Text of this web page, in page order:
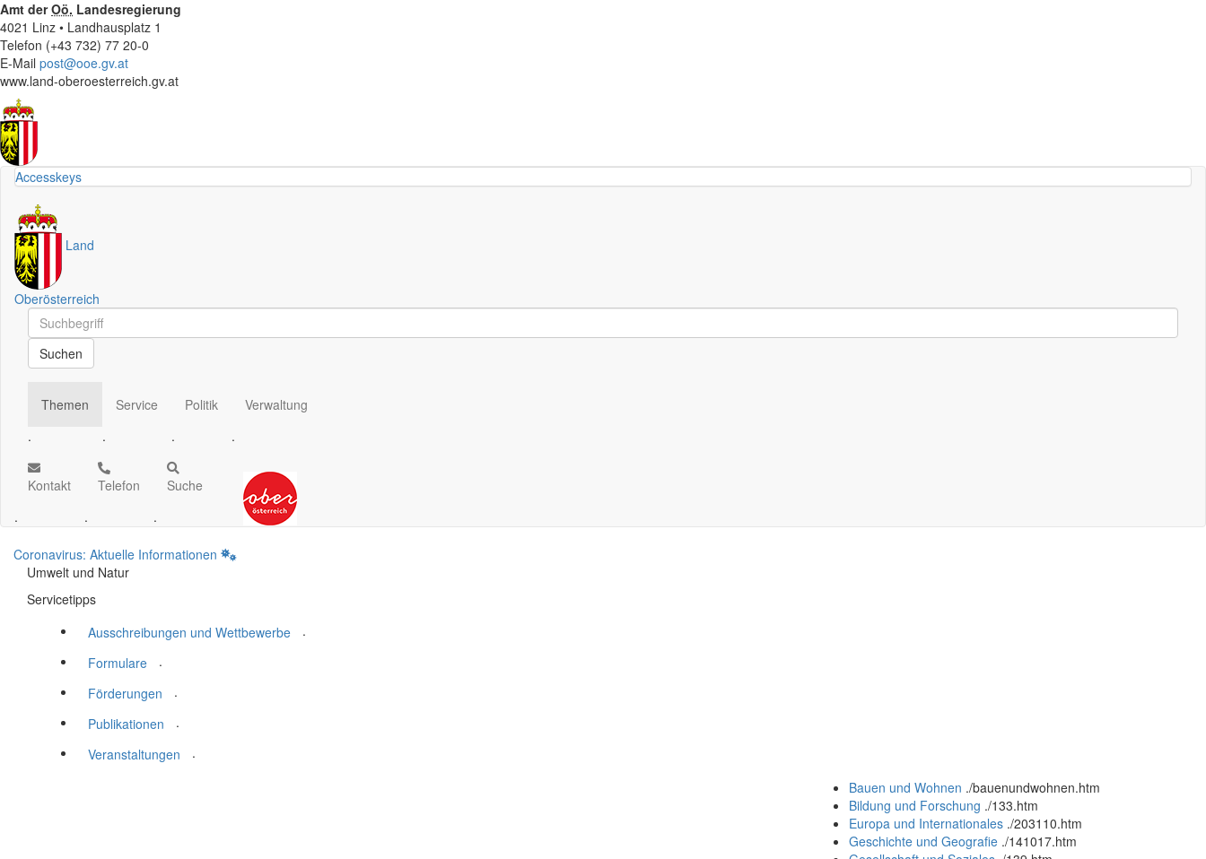
Amt derOö. Landesregierung
4021 Linz • Landhausplatz 1
Telefon (+43 732) 77 20-0
E-Mail post@ooe.gv.at
www.land-oberoesterreich.gv.at
Accesskeys
Land
Oberösterreich
Schnellsuche
Schnellsuche
Suchen
Themen
.
Service
.
Politik
.
Verwaltung
.
Kontakt
.
Telefon
.
Suche
.
Coronavirus: Aktuelle Informationen
Umwelt und Natur
Servicetipps
Ausschreibungen und Wettbewerbe
.
Formulare
.
Förderungen
.
Publikationen
.
Veranstaltungen
.
Bauen und Wohnen ./bauenundwohnen.htm
Bildung und Forschung ./133.htm
Europa und Internationales ./203110.htm
Geschichte und Geografie ./141017.htm